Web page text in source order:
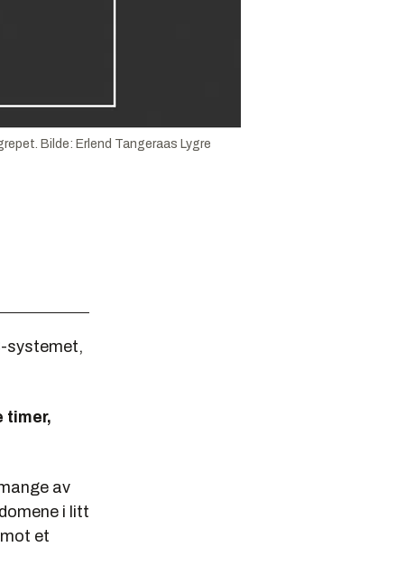
Bilde: Erlend Tangeraas Lygre
systemet,
timer,
av
i litt
et